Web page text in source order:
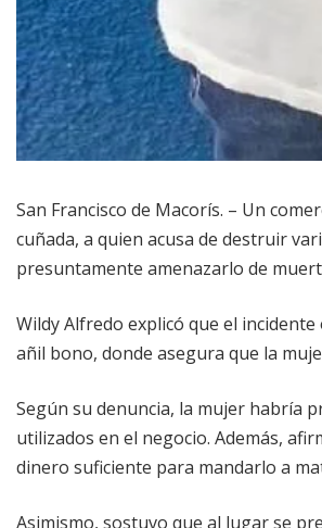
San Francisco de Macorís. – Un
cuñada, a quien acusa de destruir
presuntamente amenazarlo de
Wildy Alfredo explicó que el
añil bono, donde asegura que la
Según su denuncia, la mujer habría
utilizados en el negocio. Además,
dinero suficiente para mandarlo a
Asimismo, sostuvo que al lugar se